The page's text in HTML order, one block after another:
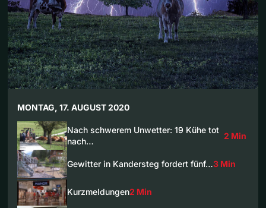
MONTAG, 17. AUGUST 2020
Nach schwerem Unwetter: 19 Kühe tot
nach…
2 Min
Gewitter in Kandersteg fordert fünf…3 Min
Kurzmeldungen2 Min